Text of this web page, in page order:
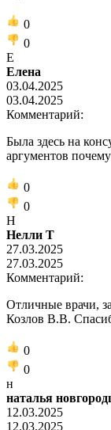
0
0
Е
Елена
03.04.2025
03.04.2025
Комментарий:
Была здесь на
аргументов
0
0
Н
Нелли Т
27.03.2025
27.03.2025
Комментарий:
Отличные врачи,
Козлов В.В.
0
0
н
наталья
12.03.2025
12.03.2025